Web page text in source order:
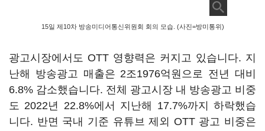
15일 제10차 방송미디어통신위원회 회의 모습. (사진=방미통위)
광고시장에서도 OTT 영향력은 커지고 있습니다. 지
난해 방송광고 매출은 2조1976억원으로 전년 대비
6.8% 감소했습니다. 전체 광고시장 내 방송광고 비중
도 2022년 22.8%에서 지난해 17.7%까지 하락했습
니다. 반면 국내 기준 유튜브 제외 OTT 광고 비중은